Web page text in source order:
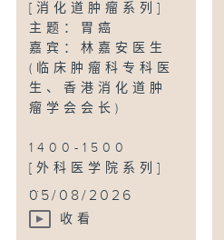
[消化道肿瘤系列]
主题：胃癌
嘉宾：林嘉安医生
(临床肿瘤科专科医
生、香港消化道肿
瘤学会会长)
1400-1500
[外科医学院系列]
...
05/08/2026
收看